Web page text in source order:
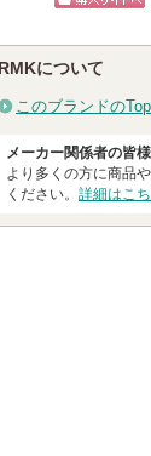
RMKについて
このブランドの
メーカー関係者の皆
より多くの方に商品
ください。 詳細はこ